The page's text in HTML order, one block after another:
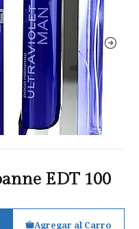
EDT 100
Agregar al Carro